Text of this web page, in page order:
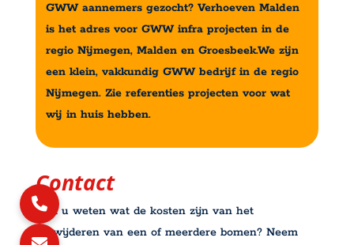
GWW aannemers gezocht? Verhoeven Malden
is het adres voor GWW infra projecten in de
regio Nijmegen, Malden en Groesbeek.We zijn
een klein, vakkundig GWW bedrijf in de regio
Nijmegen. Ziereferenties projecten voor wat
wij in huis hebben.
Contact
Wilt u weten wat de kosten zijn van het
verwijderen van een of meerdere bomen? Neem